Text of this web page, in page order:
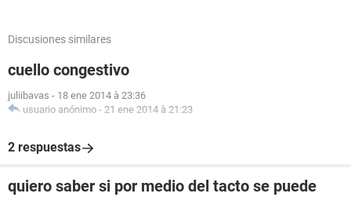
Discusiones similares
cuello congestivo
juliibavas - 18 ene 2014 à 23:36
usuario anónimo - 21 ene 2014 à 21:23
2 respuestas
quiero saber si por medio del tacto se puede